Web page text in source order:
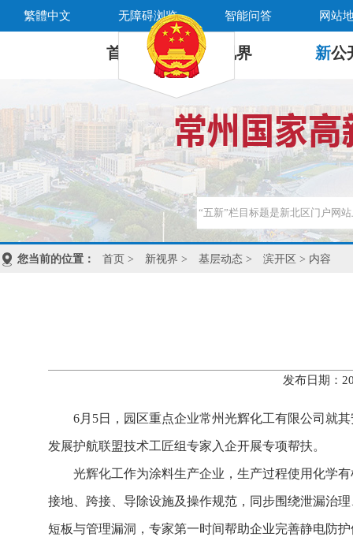
繁體中文 无障碍浏览 智能问答 网站
首 页 新 视界 新公
您当前的位置： 首页 > 新视界 > 基层动态 > 滨开区 > 内容
发布日期：
6月5日，园区重点企业常州光辉化工有限公司就
发展护航联盟技术工匠组专家入企开展专项帮扶。
光辉化工作为涂料生产企业，生产过程使用化学
接地、跨接、导除设施及操作规范，同步围绕泄漏治
短板与管理漏洞，专家第一时间帮助企业完善静电防